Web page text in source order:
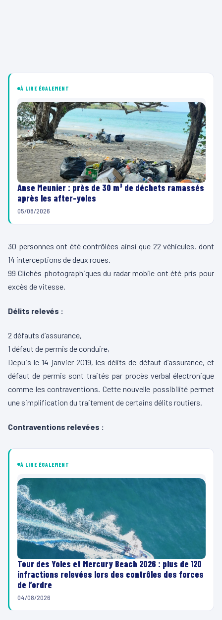
À LIRE ÉGALEMENT
Anse Meunier : près de 30 m³ de déchets ramassés
après les after-yoles
05/08/2026
30 personnes ont été contrôlées ainsi que 22 véhicules, dont
14 interceptions de deux roues.
99 Clichés photographiques du radar mobile ont été pris pour
excès de vitesse.
Délits relevés :
2 défauts d’assurance,
1 défaut de permis de conduire,
Depuis le 14 janvier 2019, les délits de défaut d’assurance, et
défaut de permis sont traités par procès verbal électronique
comme les contraventions. Cette nouvelle possibilité permet
une simplification du traitement de certains délits routiers.
Contraventions relevées :
À LIRE ÉGALEMENT
Tour des Yoles et Mercury Beach 2026 : plus de 120
infractions relevées lors des contrôles des forces
de l’ordre
04/08/2026